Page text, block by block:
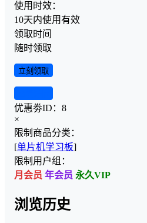
使用时效：
10天内使用有效
领取时间
随时领取
立刻领取
优惠劵ID： 8
×
限制商品分类：
[单片机学习板]
限制用户组：
月会员 年会员 永久VIP
浏览历史